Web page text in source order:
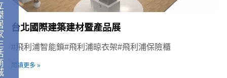
台北國際建築建材暨產品展
#飛利浦智能鎖#飛利浦晾衣架#飛利浦保險櫃
閱讀更多 »